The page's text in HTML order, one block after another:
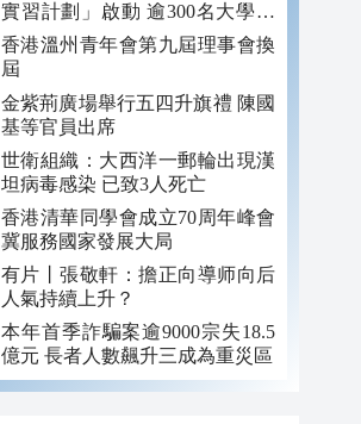
實習計劃」啟動 逾300名大學生
將赴內地多城實習
香港溫州青年會第九屆理事會換
屆
金紫荊廣場舉行五四升旗禮 陳國
基等官員出席
世衛組織：大西洋一郵輪出現漢
坦病毒感染 已致3人死亡
香港清華同學會成立70周年峰會
冀服務國家發展大局
有片丨張敬軒：擔正向導师向后
人氣持續上升？
本年首季詐騙案逾9000宗失18.5
億元 長者人數飆升三成為重災區